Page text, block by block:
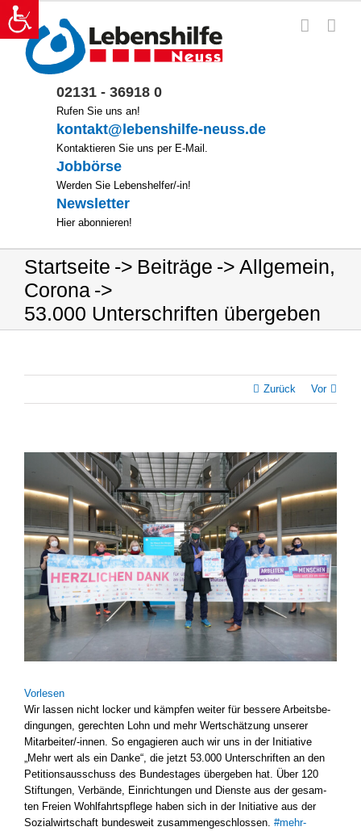
Zum
Inhalt
springen
02131 - 36918 0
Rufen Sie uns an!
kontakt@lebenshilfe-neuss.de
Kontaktieren Sie uns per E-Mail.
Jobbörse
Werden Sie Lebenshelfer/-in!
Newsletter
Hier abonnieren!
Startseite Beiträge Allgemein,
Corona
53.000 Unterschriften übergeben
Zurück Vor
Bild
Vor­le­sen
Wir las­sen nicht locker und kämp­fen wei­ter für bes­se­re Arbeits­be­
din­gun­gen, gerech­ten Lohn und mehr Wert­schät­zung unse­rer
Mitarbeiter/-innen. So enga­gie­ren auch wir uns in der Initia­ti­ve
„Mehr wert als ein Dan­ke“, die jetzt 53.000 Unter­schrif­ten an den
Peti­ti­ons­aus­schuss des Bun­des­ta­ges über­ge­ben hat. Über 120
Stif­tun­gen, Ver­bän­de, Ein­rich­tun­gen und Diens­te aus der gesam­
ten Frei­en Wohl­fahrts­pfle­ge haben sich in der Initia­ti­ve aus der
Sozi­al­wirt­schaft bun­des­weit zusam­men­ge­schlos­sen. #mehr­